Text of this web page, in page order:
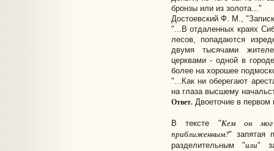
бронзы или из золота..."
Достоевский Ф. М.,
"...В отдаленных краях
лесов, попадаются
двумя тысячами
церквами - одной в
более на хорошее
"...Как ни оберегают
на глаза высшему
Ответ.Двоеточие в первом
В тексте "Кем он мог
приближенным?" запятая
разделительным "или"